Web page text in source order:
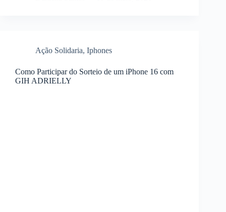
Ação Solidaria, Iphones
Como Participar do Sorteio de um iPhone 16 com
GIH ADRIELLY